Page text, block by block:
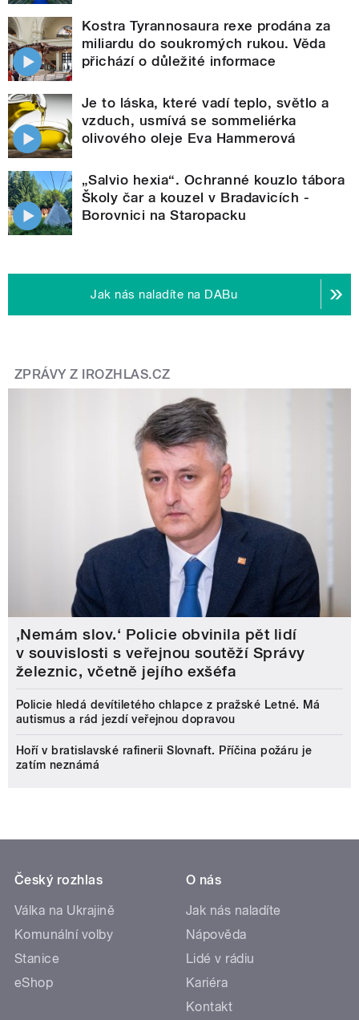
Kostra Tyrannosaura rexe prodána za
miliardu do soukromých rukou. Věda
přichází o důležité informace
Je to láska, které vadí teplo, světlo a
vzduch, usmívá se sommeliérka
olivového oleje Eva Hammerová
„Salvio hexia“. Ochranné kouzlo tábora
Školy čar a kouzel v Bradavicích -
Borovnici na Staropacku
Jak nás naladíte na DABu
ZPRÁVY Z IROZHLAS.CZ
‚Nemám slov.‘ Policie obvinila pět lidí
v souvislosti s veřejnou soutěží Správy
železnic, včetně jejího exšéfa
Policie hledá devítiletého chlapce z pražské Letné. Má
autismus a rád jezdí veřejnou dopravou
Hoří v bratislavské rafinerii Slovnaft. Příčina požáru je
zatím neznámá
Český rozhlas
Válka na Ukrajině
Komunální volby
Stanice
eShop
O nás
Jak nás naladíte
Nápověda
Lidé v rádiu
Kariéra
Kontakt